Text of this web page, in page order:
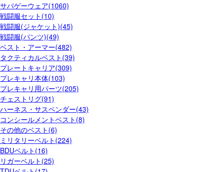
サバゲーウェア(1060)
戦闘服セット(10)
戦闘服(ジャケット)(45)
戦闘服(パンツ)(49)
ベスト・アーマー(482)
タクティカルベスト(39)
プレートキャリア(309)
プレキャリ本体(103)
プレキャリ用パーツ(205)
チェストリグ(91)
ハーネス・サスペンダー(43)
コンシールメントベスト(8)
その他のベスト(6)
ミリタリーベルト(224)
BDUベルト(16)
リガーベルト(25)